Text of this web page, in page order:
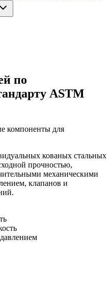
по
ASTM
компоненты для
кованых стальных
прочностью,
механическими
клапанов и